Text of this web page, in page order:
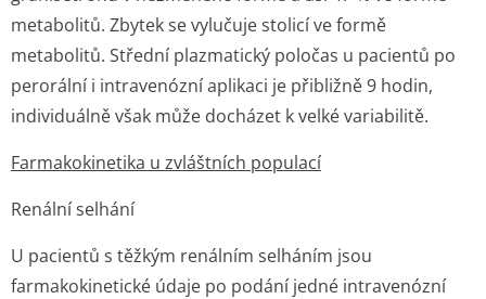
metabolitů. Zbytek se vylučuje stolicí ve formě
metabolitů. Střední plazmatický poločas u pacientů po
perorální i intravenózní aplikaci je přibližně 9 hodin,
individuálně však může docházet k velké variabilitě.
Farmakokinetika u zvláštních populací
Renální selhání
U pacientů s těžkým renálním selháním jsou
farmakokinetické údaje po podání jedné intravenózní